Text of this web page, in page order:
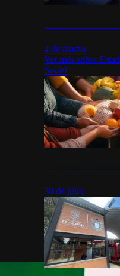
4 de marzo
Ver más sobre
Social
30 de julio